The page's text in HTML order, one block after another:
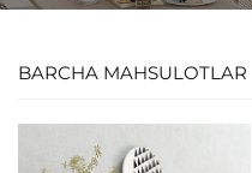
BARCHA MAHSULOTLAR